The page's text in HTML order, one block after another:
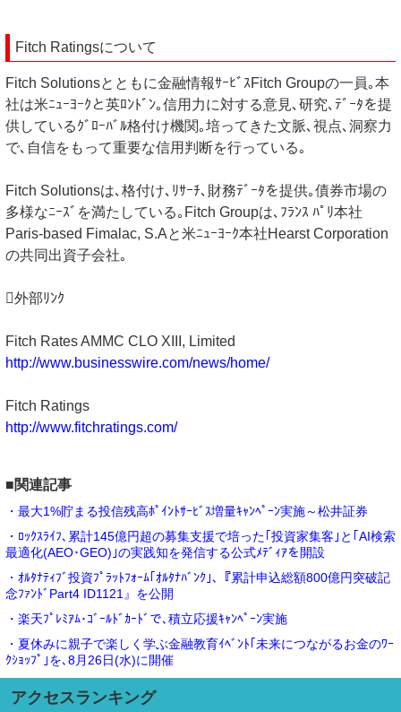
Fitch Ratingsについて
Fitch Solutionsとともに金融情報ｻｰﾋﾞｽFitch Groupの一員｡本
社は米ﾆｭｰﾖｰｸと英ﾛﾝﾄﾞﾝ｡信用力に対する意見､研究､ﾃﾞｰﾀを提
供しているｸﾞﾛｰﾊﾞﾙ格付け機関｡培ってきた文脈､視点､洞察力
で､自信をもって重要な信用判断を行っている｡
Fitch Solutionsは､格付け､ﾘｻｰﾁ､財務ﾃﾞｰﾀを提供｡債券市場の
多様なﾆｰｽﾞを満たしている｡Fitch Groupは､ﾌﾗﾝｽ ﾊﾟﾘ本社
Paris-based Fimalac, S.Aと米ﾆｭｰﾖｰｸ本社Hearst Corporation
の共同出資子会社｡
外部ﾘﾝｸ
Fitch Rates AMMC CLO XIII, Limited
http://www.businesswire.com/news/home/
Fitch Ratings
http://www.fitchratings.com/
■関連記事
・最大1%貯まる投信残高ﾎﾟｲﾝﾄｻｰﾋﾞｽ増量ｷｬﾝﾍﾟｰﾝ実施～松井証券
・ﾛｯｸｽﾗｲﾌ､累計145億円超の募集支援で培った｢投資家集客｣と｢AI検索
最適化(AEO･GEO)｣の実践知を発信する公式ﾒﾃﾞｨｱを開設
・ｵﾙﾀﾅﾃｨﾌﾞ投資ﾌﾟﾗｯﾄﾌｫｰﾑ｢ｵﾙﾀﾅﾊﾞﾝｸ｣､『累計申込総額800億円突破記
念ﾌｧﾝﾄﾞPart4 ID1121』を公開
・楽天ﾌﾟﾚﾐｱﾑ･ｺﾞｰﾙﾄﾞｶｰﾄﾞで､積立応援ｷｬﾝﾍﾟｰﾝ実施
・夏休みに親子で楽しく学ぶ金融教育ｲﾍﾞﾝﾄ｢未来につながるお金のﾜｰ
ｸｼｮｯﾌﾟ｣を､8月26日(水)に開催
アクセスランキング